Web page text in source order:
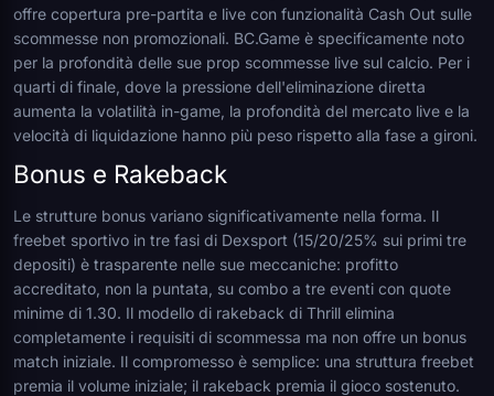
offre copertura pre-partita e live con funzionalità Cash Out sulle
scommesse non promozionali. BC.Game è specificamente noto
per la profondità delle sue prop scommesse live sul calcio. Per i
quarti di finale, dove la pressione dell'eliminazione diretta
aumenta la volatilità in-game, la profondità del mercato live e la
velocità di liquidazione hanno più peso rispetto alla fase a gironi.
Bonus e Rakeback
Le strutture bonus variano significativamente nella forma. Il
freebet sportivo in tre fasi di Dexsport (15/20/25% sui primi tre
depositi) è trasparente nelle sue meccaniche: profitto
accreditato, non la puntata, su combo a tre eventi con quote
minime di 1.30. Il modello di rakeback di Thrill elimina
completamente i requisiti di scommessa ma non offre un bonus
match iniziale. Il compromesso è semplice: una struttura freebet
premia il volume iniziale; il rakeback premia il gioco sostenuto.